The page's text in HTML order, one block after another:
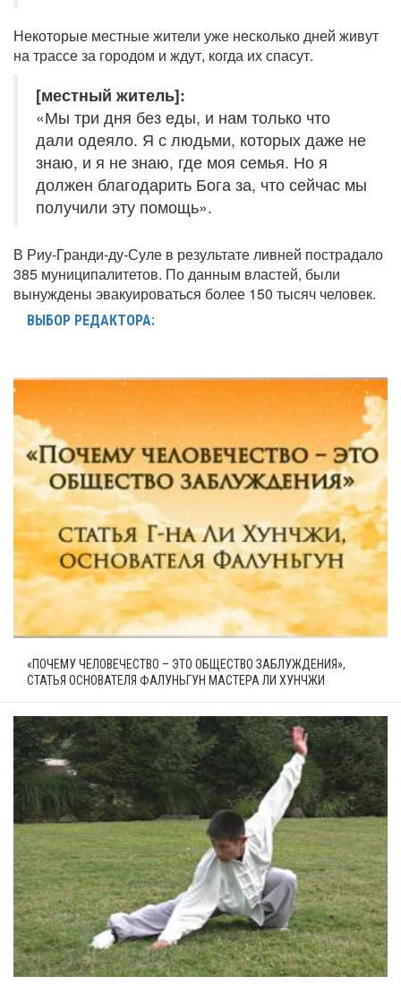
Некоторые местные жители уже несколько дней живут
на трассе за городом и ждут, когда их спасут.
[местный житель]:
«Мы три дня без еды, и нам только что
дали одеяло. Я с людьми, которых даже не
знаю, и я не знаю, где моя семья. Но я
должен благодарить Бога за, что сейчас мы
получили эту помощь».
В Риу-Гранди-ду-Суле в результате ливней пострадало
385 муниципалитетов. По данным властей, были
вынуждены эвакуироваться более 150 тысяч человек.
ВЫБОР РЕДАКТОРА:
«ПОЧЕМУ ЧЕЛОВЕЧЕСТВО – ЭТО ОБЩЕСТВО ЗАБЛУЖДЕНИЯ»,
СТАТЬЯ ОСНОВАТЕЛЯ ФАЛУНЬГУН МАСТЕРА ЛИ ХУНЧЖИ